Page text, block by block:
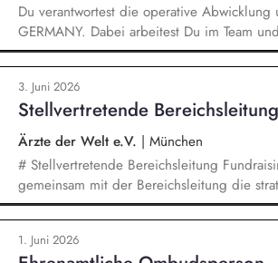
Du verantwortest die operative
GERMANY. Dabei arbeitest Du im Team
und übernimmst Verantwortung für die
Programms. Dazu gehören insbesondere:
Weiterentwicklung des Programms,
Demokratieveranstaltungen, Moderation
Panelgäste.
3. Juni 2026
Stellvertretende
Ärzte der Welt e.V. | München
# Stellvertretende Bereichsleitung Fundraising (w/m/d) In dieser
gemeinsam mit der Bereichsleitung die
und übernehmen Führungs- sowie
Schwerpunkt Ihrer Tätigkeit liegt in der
Dialogmarketing-Teams: strategische
1. Juni 2026